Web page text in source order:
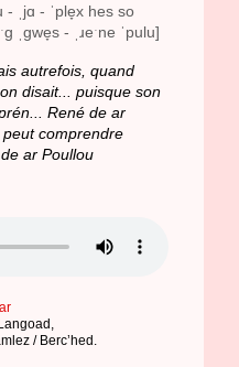
- ˌjɑ - ˈple̞x hes so
ˌgwe̞s - ˌɹeˑne ˈpulu]
autrefois, quand
disait... puisque son
René de ar
comprendre
ar Poullou
/ Berc’hed